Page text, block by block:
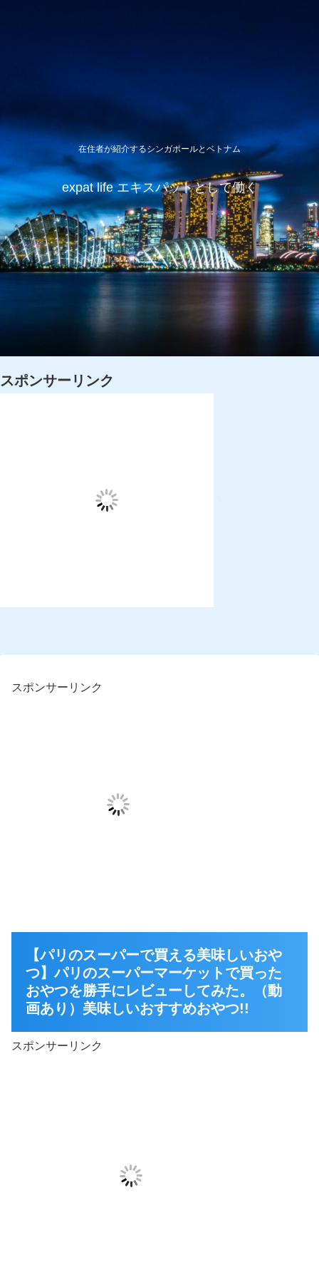
在住者が紹介するシンガポールとベトナム
expat life エキスパットとして働く
スポンサーリンク
スポンサーリンク
【パリのスーパーで買える美味しいおや
つ】パリのスーパーマーケットで買った
おやつを勝手にレビューしてみた。（動
画あり）美味しいおすすめおやつ!!
スポンサーリンク